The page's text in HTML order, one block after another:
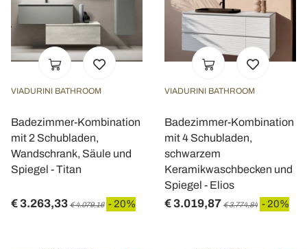
VIADURINI BATHROOM
Badezimmer-Kombination
mit 2 Schubladen,
Wandschrank, Säule und
Spiegel - Titan
€ 3.263,33 € 4.079,16 - 20%
VIADURINI BATHROOM
Badezimmer-Kombination
mit 4 Schubladen,
schwarzem
Keramikwaschbecken und
Spiegel - Elios
€ 3.019,87 € 3.774,84 - 20%